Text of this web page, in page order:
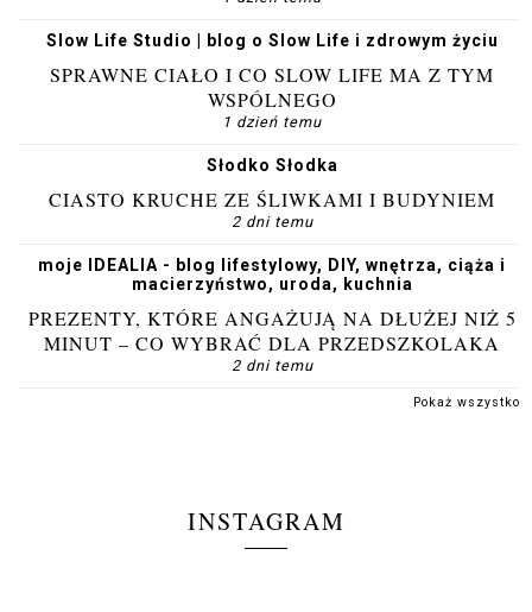
Slow Life Studio | blog o Slow Life i zdrowym życiu
SPRAWNE CIAŁO I CO SLOW LIFE MA Z TYM
WSPÓLNEGO
1 dzień temu
Słodko Słodka
CIASTO KRUCHE ZE ŚLIWKAMI I BUDYNIEM
2 dni temu
moje IDEALIA - blog lifestylowy, DIY, wnętrza, ciąża i
macierzyństwo, uroda, kuchnia
PREZENTY, KTÓRE ANGAŻUJĄ NA DŁUŻEJ NIŻ 5
MINUT – CO WYBRAĆ DLA PRZEDSZKOLAKA
2 dni temu
Pokaż wszystko
INSTAGRAM